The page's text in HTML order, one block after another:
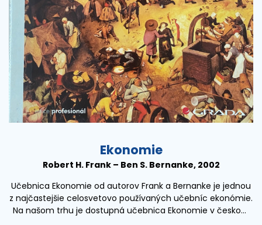
Ekonomie
Robert H. Frank – Ben S. Bernanke, 2002
Učebnica Ekonomie od autorov Frank a Bernanke je jednou
z najčastejšie celosvetovo používaných učebníc ekonómie.
Na našom trhu je dostupná učebnica Ekonomie v českom